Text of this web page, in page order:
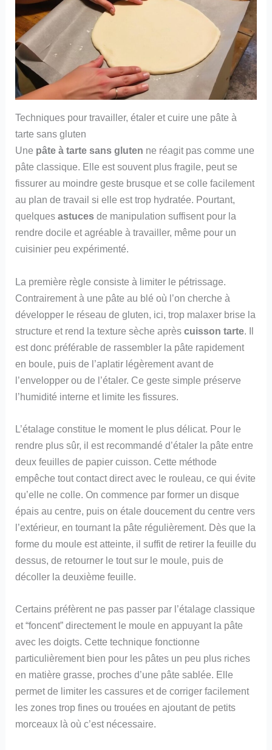
Techniques pour travailler, étaler et cuire une pâte à
tarte sans gluten
Une pâte à tarte sans gluten ne réagit pas comme une
pâte classique. Elle est souvent plus fragile, peut se
fissurer au moindre geste brusque et se colle facilement
au plan de travail si elle est trop hydratée. Pourtant,
quelquesastuces de manipulation suffisent pour la
rendre docile et agréable à travailler, même pour un
cuisinier peu expérimenté.
La première règle consiste à limiter le pétrissage.
Contrairement à une pâte au blé où l’on cherche à
développer le réseau de gluten, ici, trop malaxer brise la
structure et rend la texture sèche aprèscuisson tarte. Il
est donc préférable de rassembler la pâte rapidement
en boule, puis de l’aplatir légèrement avant de
l’envelopper ou de l’étaler. Ce geste simple préserve
l’humidité interne et limite les fissures.
L’étalage constitue le moment le plus délicat. Pour le
rendre plus sûr, il est recommandé d’étaler la pâte entre
deux feuilles de papier cuisson. Cette méthode
empêche tout contact direct avec le rouleau, ce qui évite
qu’elle ne colle. On commence par former un disque
épais au centre, puis on étale doucement du centre vers
l’extérieur, en tournant la pâte régulièrement. Dès que la
forme du moule est atteinte, il suffit de retirer la feuille du
dessus, de retourner le tout sur le moule, puis de
décoller la deuxième feuille.
Certains préfèrent ne pas passer par l’étalage classique
et “foncent” directement le moule en appuyant la pâte
avec les doigts. Cette technique fonctionne
particulièrement bien pour les pâtes un peu plus riches
en matière grasse, proches d’une pâte sablée. Elle
permet de limiter les cassures et de corriger facilement
les zones trop fines ou trouées en ajoutant de petits
morceaux là où c’est nécessaire.